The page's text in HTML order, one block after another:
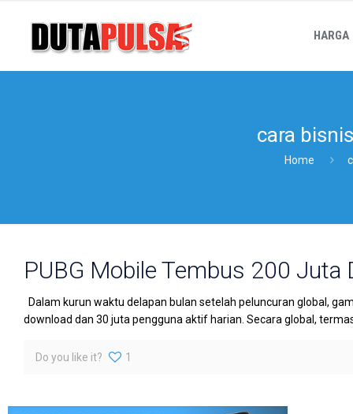
HARGA
cara
Home
PUBG Mobile Tembus 200 Juta
Dalam kurun waktu delapan bulan setelah peluncuran global,
download dan 30 juta pengguna aktif harian. Secara global,
Do you like it? 1